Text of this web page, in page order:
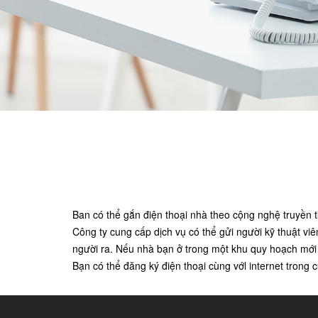
Ban có thể gắn điện thoại nhà theo cộng nghệ
Công ty cung cấp dịch vụ có thể gửi người kỹ thuật
người ra. Nếu nhà bạn ở trong một khu quy hoạch
Bạn có thể đăng ký điện thoại cùng vớl internet